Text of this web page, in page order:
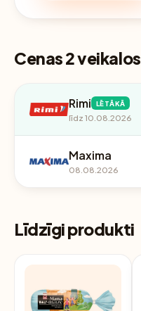
Cenas 2 veikalos
Rimi LĒTĀKĀ
līdz 10.08.2026
Maxima
08.08.2026
Līdzīgi produkti